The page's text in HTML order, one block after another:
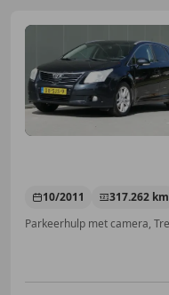
10/2011 317.262 km